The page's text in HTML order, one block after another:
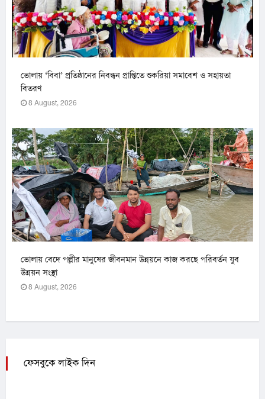
ভোলায় ‘বিবা’ প্রতিষ্ঠানের নিবন্ধন প্রাপ্তিতে শুকরিয়া সমাবেশ ও সহায়তা
বিতরণ
8 August, 2026
ভোলায় বেদে পল্লীর মানুষের জীবনমান উন্নয়নে কাজ করছে পরিবর্তন যুব
উন্নয়ন সংস্থা
8 August, 2026
ফেসবুকে লাইক দিন